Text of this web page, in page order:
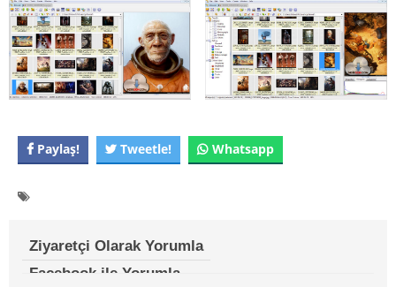
Paylaş! Tweetle! Whatsapp
Ziyaretçi Olarak Yorumla
Facebook ile Yorumla